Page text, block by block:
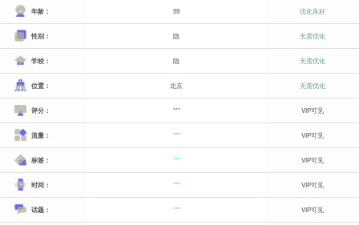
年龄： 59 优化良好
性别： 隐 无需优化
学校： 隐 无需优化
位置： 北京 无需优化
评分： *** VIP可见
流量： *** VIP可见
标签： *** VIP可见
时间： *** VIP可见
话题： *** VIP可见